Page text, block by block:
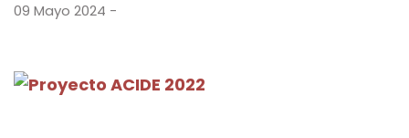
09 Mayo 2024 -